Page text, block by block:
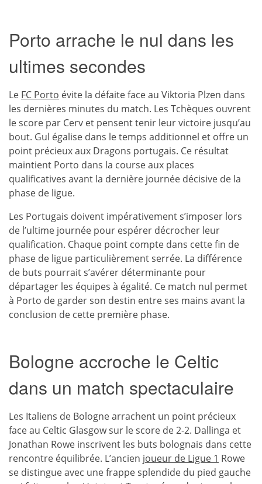
Porto arrache le nul dans les
ultimes secondes
Le FC Porto évite la défaite face au Viktoria Plzen dans
les dernières minutes du match. Les Tchèques ouvrent
le score par Cerv et pensent tenir leur victoire jusqu’au
bout. Gul égalise dans le temps additionnel et offre un
point précieux aux Dragons portugais. Ce résultat
maintient Porto dans la course aux places
qualificatives avant la dernière journée décisive de la
phase de ligue.
Les Portugais doivent impérativement s’imposer lors
de l’ultime journée pour espérer décrocher leur
qualification. Chaque point compte dans cette fin de
phase de ligue particulièrement serrée. La différence
de buts pourrait s’avérer déterminante pour
départager les équipes à égalité. Ce match nul permet
à Porto de garder son destin entre ses mains avant la
conclusion de cette première phase.
Bologne accroche le Celtic
dans un match spectaculaire
Les Italiens de Bologne arrachent un point précieux
face au Celtic Glasgow sur le score de 2-2. Dallinga et
Jonathan Rowe inscrivent les buts bolognais dans cette
rencontre équilibrée. L’ancien joueur de Ligue 1 Rowe
se distingue avec une frappe splendide du pied gauche